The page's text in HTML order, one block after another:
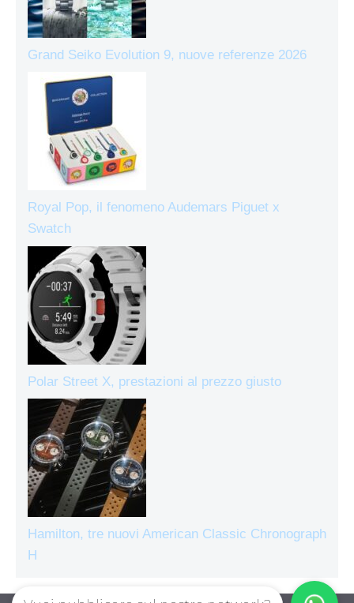
Grand Seiko Evolution 9, nuove referenze 2026
Royal Pop, il fenomeno Audemars Piguet x
Swatch
Polar Street X, prestazioni al prezzo giusto
Hamilton, tre nuovi American Classic Chronograph
H